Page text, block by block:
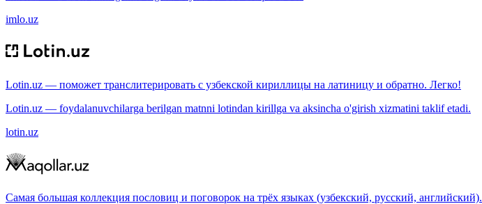
imlo.uz
Lotin.uz — поможет транслитерировать с узбекской кириллицы на латиницу и обратно. Легко!
Lotin.uz — foydalanuvchilarga berilgan matnni lotindan kirillga va aksincha o'girish xizmatini taklif etadi.
lotin.uz
Самая большая коллекция пословиц и поговорок на трёх языках (узбекский, русский, английский).